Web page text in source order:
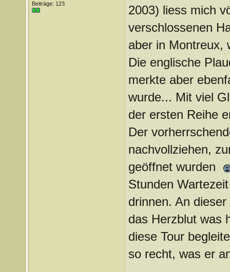
Beiträge: 123
2003) liess mich
verschlossenen
aber in Montreux,
Die englische
merkte aber
wurde... Mit viel
der ersten Reihe
Der
nachvollziehen,
geöffnet wurden
Stunden
drinnen. An
das Herzblut was
diese Tour
so recht, was er